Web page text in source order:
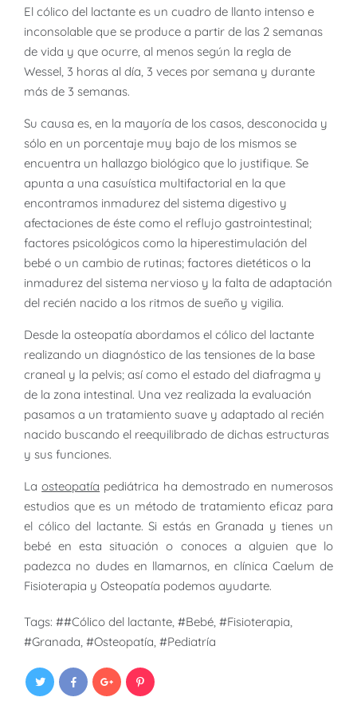
El cólico del lactante es un cuadro de llanto intenso e
inconsolable que se produce a partir de las 2 semanas
de vida y que ocurre, al menos según la regla de
Wessel, 3 horas al día, 3 veces por semana y durante
más de 3 semanas.
Su causa es, en la mayoría de los casos, desconocida y
sólo en un porcentaje muy bajo de los mismos se
encuentra un hallazgo biológico que lo justifique. Se
apunta a una casuística multifactorial en la que
encontramos inmadurez del sistema digestivo y
afectaciones de éste como el reflujo gastrointestinal;
factores psicológicos como la hiperestimulación del
bebé o un cambio de rutinas; factores dietéticos o la
inmadurez del sistema nervioso y la falta de adaptación
del recién nacido a los ritmos de sueño y vigilia.
Desde la osteopatía abordamos el cólico del lactante
realizando un diagnóstico de las tensiones de la base
craneal y la pelvis; así como el estado del diafragma y
de la zona intestinal. Una vez realizada la evaluación
pasamos a un tratamiento suave y adaptado al recién
nacido buscando el reequilibrado de dichas estructuras
y sus funciones.
Laosteopatía pediátrica ha demostrado en numerosos
estudios que es un método de tratamiento eficaz para
el cólico del lactante. Si estás en Granada y tienes un
bebé en esta situación o conoces a alguien que lo
padezca no dudes en llamarnos, en clínica Caelum de
Fisioterapia y Osteopatía podemos ayudarte.
Tags: #Cólico del lactante, Bebé, Fisioterapia,
Granada, Osteopatía, Pediatría